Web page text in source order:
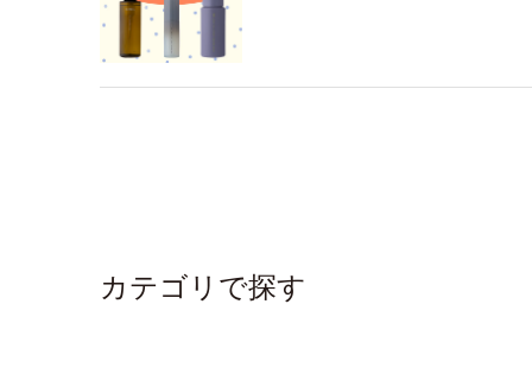
カテゴリで探す